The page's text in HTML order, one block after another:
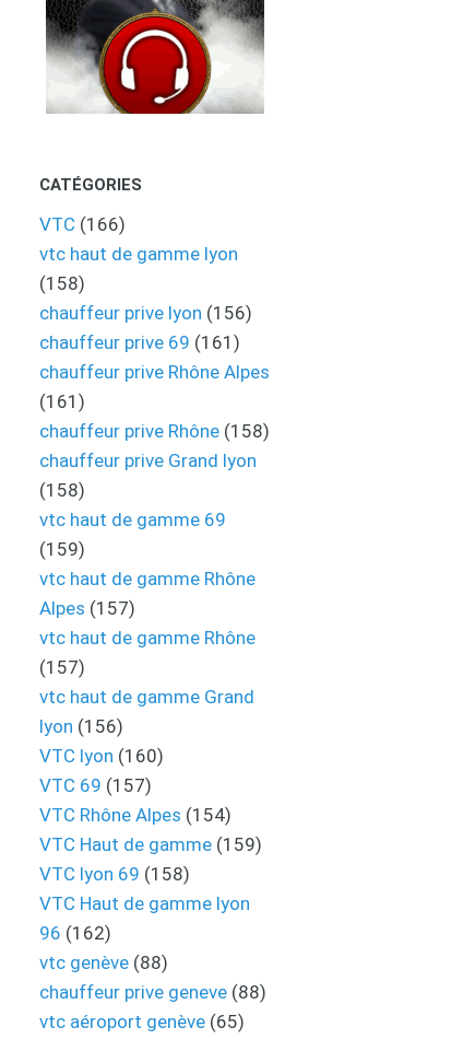
CATÉGORIES
VTC (166)
vtc haut de gamme lyon
(158)
chauffeur prive lyon (156)
chauffeur prive 69 (161)
chauffeur prive Rhône Alpes
(161)
chauffeur prive Rhône (158)
chauffeur prive Grand lyon
(158)
vtc haut de gamme 69
(159)
vtc haut de gamme Rhône
Alpes (157)
vtc haut de gamme Rhône
(157)
vtc haut de gamme Grand
lyon (156)
VTC lyon (160)
VTC 69 (157)
VTC Rhône Alpes (154)
VTC Haut de gamme(159)
VTC lyon 69 (158)
VTC Haut de gamme lyon
96 (162)
vtc genève(88)
chauffeur prive geneve(88)
vtc aéroport genève(65)